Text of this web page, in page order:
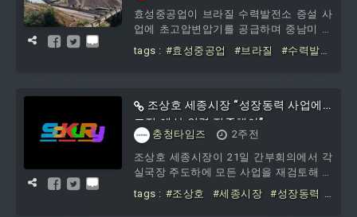
사업에 3억8000만원을 투입한다. 특히 금
산의 로컬 특산품을 활용한 식음료와 특화
상품의 개발
효성중공업이 브라질 수력발전소 증설 사
업에 초고압변압기를 공급하며 중남미 전
력시장 공략을 넓힌다. 현지 수력·발전설
비 기업과 전력 안정화 설비 공동 개발에
기업 안드리츠 하이드로로부터 500kV 초
고압변압기 6대를 수주했다. 해당 변압기
는 브라질 파라나주에 있는 포즈 두 아레
이아 수력발전소 대규모 증설 사업에 투입
될 예정이다.브라질은 수력발전 설비용량
기준 세계 2위 국가다. 전체 전력의 60% 이
상을 수력발전으로 생산하고 있
tags : #효성중공업 #브라질
#수력발전
조상호 세종시장 “성장동력 사업에
조직·예산·인력 집중해야”
충청타임즈
2주전
조상호 세종시장이 21일 간부회의에서 각
실국장 주도하에 모든 사업을 재검토해 관
행적 사업을 과감히 줄이는 등 예산이 가
장 효율적으로 집행될 수 있도록 노력해달
tags : #조상호 #세종시장
#성장동력